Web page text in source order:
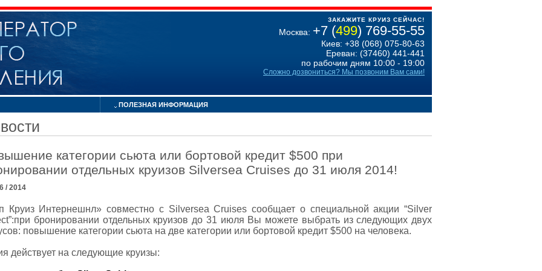
ЗАКАЖИТЕ КРУИЗ СЕЙЧАС!
Москва: +7 (499) 769-55-55
Киев: +38 (068) 075-80-63
Ереван: (37460) 441-441
по рабочим дням 10:00 - 19:00
Сложно дозвониться? Мы позвоним Вам сами!
ПОЛЕЗНАЯ ИНФОРМАЦИЯ
категории сьюта или бортовой кредит $500 при
отдельных круизов Silversea Cruises до 31 июля 2014!
/ 2014
Круиз Интернешнл» совместно с Silversea Cruises сообщает о специальной акции “Silver
”:при бронировании отдельных круизов до 31 июля Вы можете выбрать из следующих двух
повышение категории сьюта на две категории или бортовой кредит $500 на человека.
действует на следующие круизы: